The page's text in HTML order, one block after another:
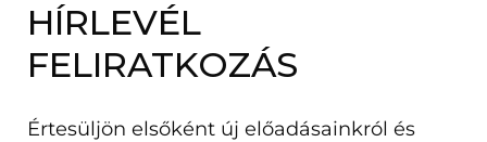
HÍRLEVÉL
FELIRATKOZÁS
Értesüljön elsőként új előadásainkról és